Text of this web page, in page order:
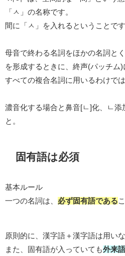
「ㅅ」の名称です。
間に「ㅅ」を入れるということです
母音で終わる名詞をほかの名詞と
を形成するときに、終声(パッチム)
すべての複合名詞に用いるわけでは
濃音化する場合と鼻音[ㄴ]化、ㄴ添
と。
固有語は必須
基本ルール
一つの名詞は、 必ず固有語である
原則的に、漢字語＋漢字語は用いな
また、固有語が入っていても外来